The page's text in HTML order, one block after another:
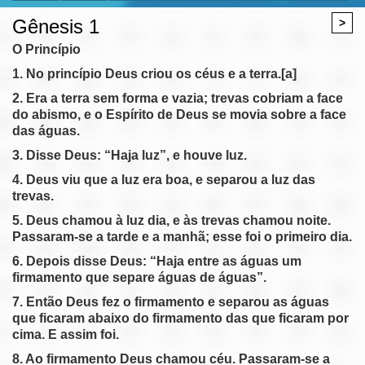
>
Gênesis 1
O Princípio
1. No princípio Deus criou os céus e a terra.[a]
2. Era a terra sem forma e vazia; trevas cobriam a face
do abismo, e o Espírito de Deus se movia sobre a face
das águas.
3. Disse Deus: “Haja luz”, e houve luz.
4. Deus viu que a luz era boa, e separou a luz das
trevas.
5. Deus chamou à luz dia, e às trevas chamou noite.
Passaram-se a tarde e a manhã; esse foi o primeiro dia.
6. Depois disse Deus: “Haja entre as águas um
firmamento que separe águas de águas”.
7. Então Deus fez o firmamento e separou as águas
que ficaram abaixo do firmamento das que ficaram por
cima. E assim foi.
8. Ao firmamento Deus chamou céu. Passaram-se a